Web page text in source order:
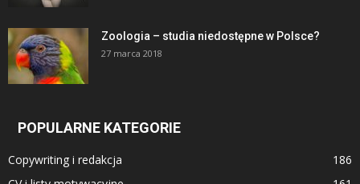
Zoologia – studia niedostępne w Polsce?
27 marca 2018
POPULARNE KATEGORIE
Copywriting i redakcja
186